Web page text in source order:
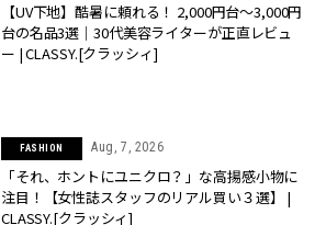
【UV下地】酷暑に頼れる！ 2,000円台〜3,000円
台の名品3選｜30代美容ライターが正直レビュ
ー | CLASSY.[クラッシィ]
FASHION Aug, 7, 2026
「それ、ホントにユニクロ？」な高揚感小物に
注目！【女性誌スタッフのリアル買い３選】 |
CLASSY.[クラッシィ]